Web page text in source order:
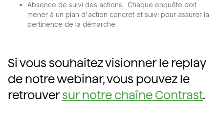
Absence de suivi des actions : Chaque enquête doit
mener à un plan d'action concret et suivi pour assurer la
pertinence de la démarche.
Si vous souhaitez visionner le replay
de notre webinar, vous pouvez le
retrouversur notre chaîne Contrast.